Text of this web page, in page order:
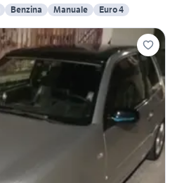
Benzina Manuale Euro 4